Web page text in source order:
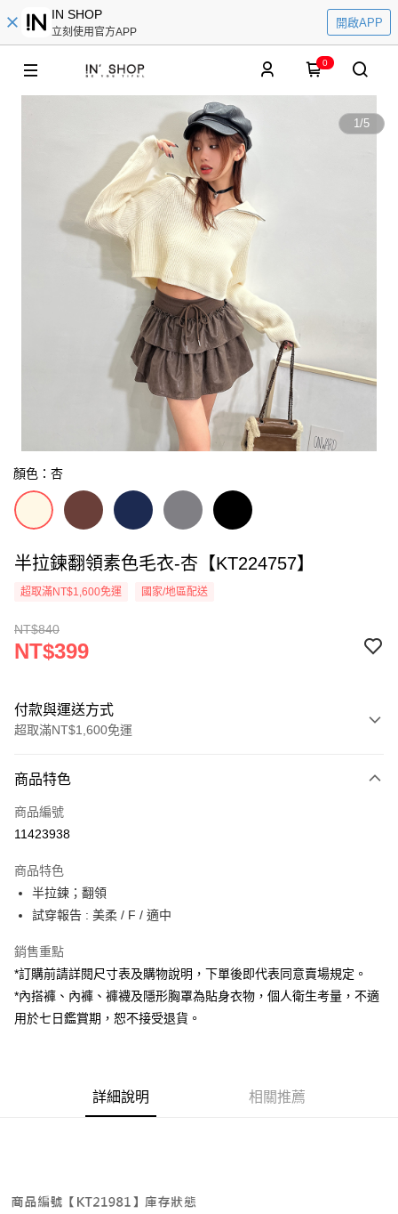
IN SHOP
立刻使用官方APP
開啟APP
0
1/5
顏色：杏
半拉鍊翻領素色毛衣-杏【KT224757】
超取滿NT$1,600免運 國家/地區配送
NT$840
NT$399
付款與運送方式
超取滿NT$1,600免運
信用卡一次付款
超商取貨付款
Apple Pay
街口支付
Google Pay
大哥付你分期
相關說明
醒簡訊。
AFTEE先享後付是「在收到商品之後才付款」的支付方式。 讓您購物簡單
【「AFTEE先享後付」結帳流程】
每筆NT$60，滿NT$1,800(含以上)免運費
商品特色
商品編號
11423938
商品特色
半拉鍊；翻領
試穿報告 : 美柔 / F / 適中
銷售重點
*訂購前請詳閱尺寸表及購物說明，下單後即代表同意賣場規定。
*內搭褲、內褲、褲襪及隱形胸罩為貼身衣物，個人衛生考量，不適
用於七日鑑賞期，恕不接受退貨。
詳細說明 相關推薦